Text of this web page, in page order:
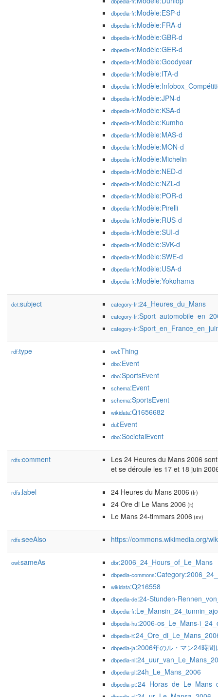
dbpedia-fr:Modèle:ESP-d
dbpedia-fr:Modèle:FRA-d
dbpedia-fr:Modèle:GBR-d
dbpedia-fr:Modèle:GER-d
dbpedia-fr:Modèle:Goodyear
dbpedia-fr:Modèle:ITA-d
dbpedia-fr
dbpedia-fr:Modèle:JPN-d
dbpedia-fr:Modèle:KSA-d
dbpedia-fr:Modèle:Kumho
dbpedia-fr:Modèle:MAS-d
dbpedia-fr:Modèle:MON-d
dbpedia-fr:Modèle:Michelin
dbpedia-fr:Modèle:NED-d
dbpedia-fr:Modèle:NZL-d
dbpedia-fr:Modèle:POR-d
dbpedia-fr:Modèle:Pirelli
dbpedia-fr:Modèle:RUS-d
dbpedia-fr:Modèle:SUI-d
dbpedia-fr:Modèle:SVK-d
dbpedia-fr:Modèle:SWE-d
dbpedia-fr:Modèle:USA-d
dbpedia-fr:Modèle:Yokohama
dct:subject category-fr:24_Heures_du_Mans
category-fr
category-fr
rdf:type owl:Thing
dbo:Event
dbo:SportsEvent
schema:Event
schema:SportsEvent
wikidata:Q1656682
dul:Event
dbo:SocietalEvent
rdfs:comment
Les 24 Heures du Mans 2006
et se déroule les 17 et 18 juin
rdfs:label 24 Heures du Mans 2006 (fr)
24 Ore di Le Mans 2006 (it)
Le Mans 24-timmars 2006 (sv)
rdfs:seeAlso https://commons.wikimedia.org/
owl:sameAs dbr:2006_24_Hours_of_Le_Mans
dbpedia-commons
wikidata:Q216558
dbpedia-de:24-Stunden-
dbpedia-fi
dbpedia-hu:2006-os_Le_Mans-
dbpedia-it
dbpedia-ja:2006年のル・マン24時間
dbpedia-nl
dbpedia-pl:24h_Le_Mans_2006
dbpedia-pt